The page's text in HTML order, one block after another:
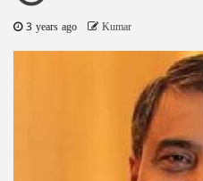
3 years ago Kumar